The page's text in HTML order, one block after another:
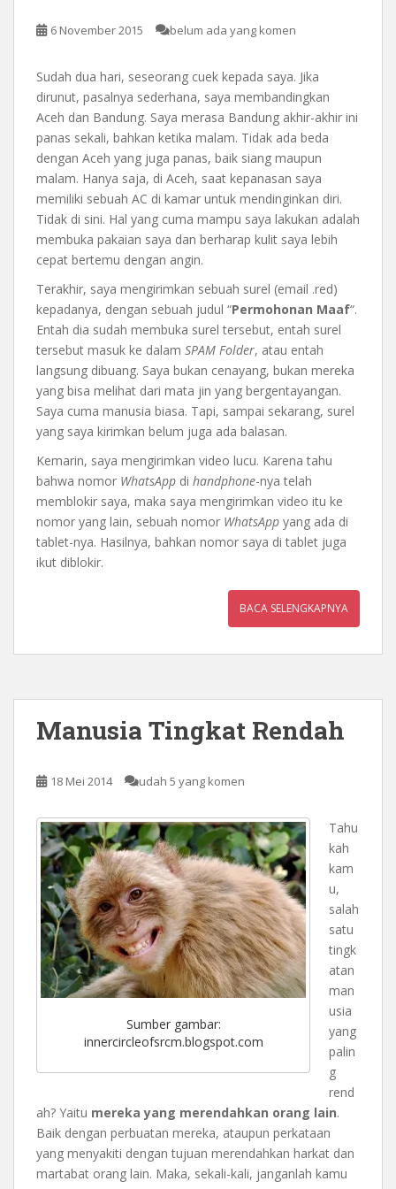
6 November 2015 belum ada yang komen
Sudah dua hari, seseorang cuek kepada saya. Jika
dirunut, pasalnya sederhana, saya membandingkan
Aceh dan Bandung. Saya merasa Bandung akhir-akhir ini
panas sekali, bahkan ketika malam. Tidak ada beda
dengan Aceh yang juga panas, baik siang maupun
malam. Hanya saja, di Aceh, saat kepanasan saya
memiliki sebuah AC di kamar untuk mendinginkan diri.
Tidak di sini. Hal yang cuma mampu saya lakukan adalah
membuka pakaian saya dan berharap kulit saya lebih
cepat bertemu dengan angin.
Terakhir, saya mengirimkan sebuah surel (email .red)
kepadanya, dengan sebuah judul “Permohonan Maaf“.
Entah dia sudah membuka surel tersebut, entah surel
tersebut masuk ke dalam SPAM Folder, atau entah
langsung dibuang. Saya bukan cenayang, bukan mereka
yang bisa melihat dari mata jin yang bergentayangan.
Saya cuma manusia biasa. Tapi, sampai sekarang, surel
yang saya kirimkan belum juga ada balasan.
Kemarin, saya mengirimkan video lucu. Karena tahu
bahwa nomor WhatsApp di handphone-nya telah
memblokir saya, maka saya mengirimkan video itu ke
nomor yang lain, sebuah nomor WhatsApp yang ada di
tablet-nya. Hasilnya, bahkan nomor saya di tablet juga
ikut diblokir.
BACA SELENGKAPNYA
Manusia Tingkat Rendah
18 Mei 2014 udah 5 yang komen
Sumber gambar:
innercircleofsrcm.blogspot.com
Tahu
kah
kam
u,
salah
satu
tingk
atan
man
usia
yang
palin
g
rend
ah? Yaitu mereka yang merendahkan orang lain.
Baik dengan perbuatan mereka, ataupun perkataan
yang menyakiti dengan tujuan merendahkan harkat dan
martabat orang lain. Maka, sekali-kali, janganlah kamu